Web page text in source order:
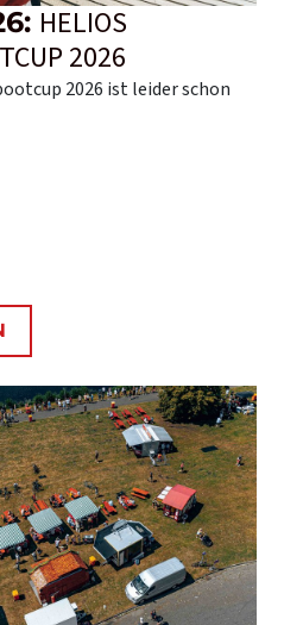
HELIOS
2026
2026 ist leider schon